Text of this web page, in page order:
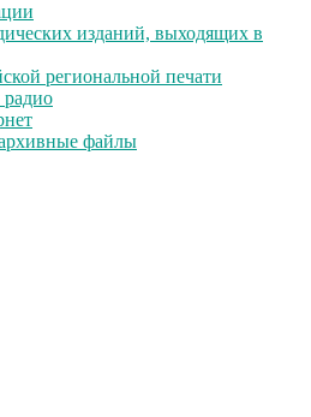
изданий, выходящих в
региональной печати
радио
файлы